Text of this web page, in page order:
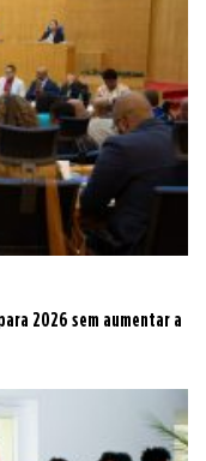
2026 sem aumentar a